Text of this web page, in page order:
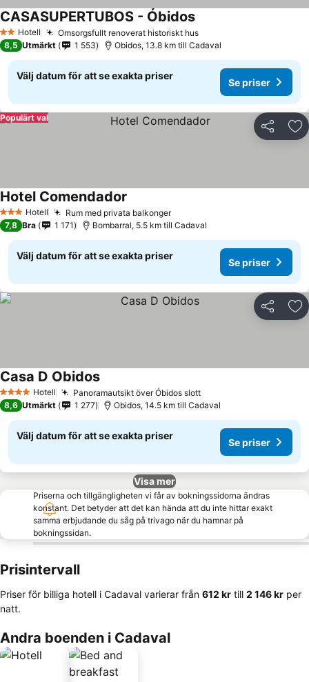
2 Stjärnor
Hotell Omsorgsfullt renoverat historiskt hus
CASASUPERTUBOS - Óbidos
8,5 Utmärkt 1 553 Obidos, 13.8 km till Cadaval
Välj datum för att se exakta priser
Se priser
Dela
Populärt val
3 StjärnorHotell Rum med privata balkonger
Hotel Comendador
7,8 Bra 1 171 Bombarral, 5.5 km till Cadaval
Välj datum för att se exakta priser
Se priser
Dela
4 StjärnorHotell Panoramautsikt över Óbidos slott
Casa D Obidos
8,6 Utmärkt 1 277 Obidos, 14.5 km till Cadaval
Välj datum för att se exakta priser
Se priser
Visa mer
Priserna och tillgängligheten vi får av bokningssidorna ändras
konstant. Det betyder att det kan hända att du inte hittar exakt
samma erbjudande du såg på trivago när du hamnar på
bokningssidan.
Prisintervall
Priser för billiga hotell i Cadaval varierar från ‎612 kr till ‎2 146 kr per
natt.
Andra boenden i Cadaval